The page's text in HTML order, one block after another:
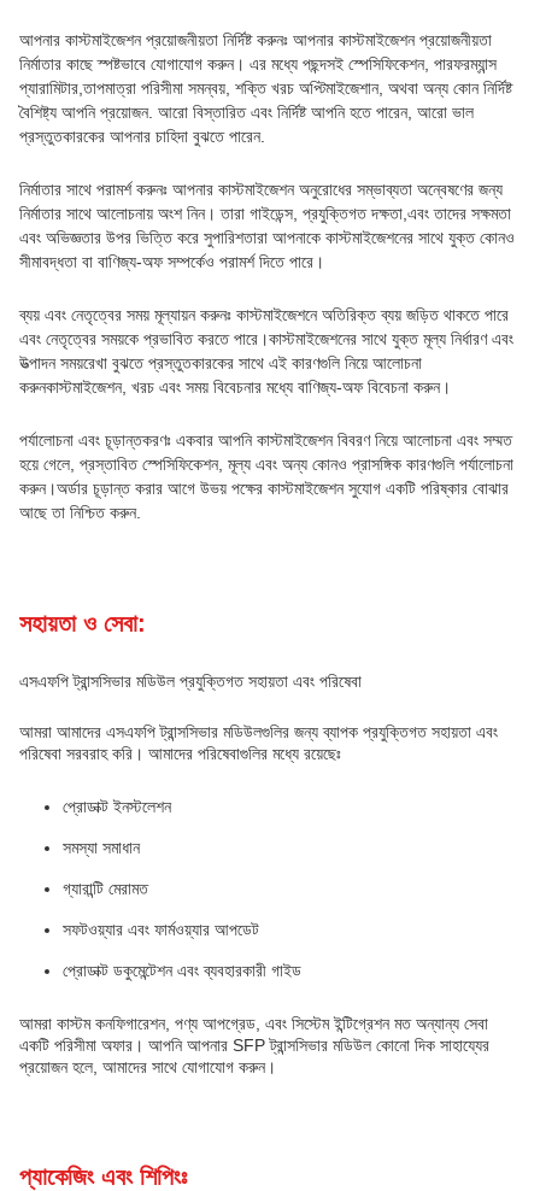
আপনার কাস্টমাইজেশন প্রয়োজনীয়তা নির্দিষ্ট করুনঃ আপনার কাস্টমাইজেশন প্রয়োজনীয়তা
নির্মাতার কাছে স্পষ্টভাবে যোগাযোগ করুন। এর মধ্যে পছন্দসই স্পেসিফিকেশন, পারফরম্যান্স
প্যারামিটার,তাপমাত্রা পরিসীমা সমন্বয়, শক্তি খরচ অপ্টিমাইজেশান, অথবা অন্য কোন নির্দিষ্ট
বৈশিষ্ট্য আপনি প্রয়োজন. আরো বিস্তারিত এবং নির্দিষ্ট আপনি হতে পারেন, আরো ভাল
প্রস্তুতকারকের আপনার চাহিদা বুঝতে পারেন.
নির্মাতার সাথে পরামর্শ করুনঃ আপনার কাস্টমাইজেশন অনুরোধের সম্ভাব্যতা অন্বেষণের জন্য
নির্মাতার সাথে আলোচনায় অংশ নিন। তারা গাইডেন্স, প্রযুক্তিগত দক্ষতা,এবং তাদের সক্ষমতা
এবং অভিজ্ঞতার উপর ভিত্তি করে সুপারিশতারা আপনাকে কাস্টমাইজেশনের সাথে যুক্ত কোনও
সীমাবদ্ধতা বা বাণিজ্য-অফ সম্পর্কেও পরামর্শ দিতে পারে।
ব্যয় এবং নেতৃত্বের সময় মূল্যায়ন করুনঃ কাস্টমাইজেশনে অতিরিক্ত ব্যয় জড়িত থাকতে পারে
এবং নেতৃত্বের সময়কে প্রভাবিত করতে পারে।কাস্টমাইজেশনের সাথে যুক্ত মূল্য নির্ধারণ এবং
উত্পাদন সময়রেখা বুঝতে প্রস্তুতকারকের সাথে এই কারণগুলি নিয়ে আলোচনা
করুনকাস্টমাইজেশন, খরচ এবং সময় বিবেচনার মধ্যে বাণিজ্য-অফ বিবেচনা করুন।
পর্যালোচনা এবং চূড়ান্তকরণঃ একবার আপনি কাস্টমাইজেশন বিবরণ নিয়ে আলোচনা এবং সম্মত
হয়ে গেলে, প্রস্তাবিত স্পেসিফিকেশন, মূল্য এবং অন্য কোনও প্রাসঙ্গিক কারণগুলি পর্যালোচনা
করুন।অর্ডার চূড়ান্ত করার আগে উভয় পক্ষের কাস্টমাইজেশন সুযোগ একটি পরিষ্কার বোঝার
আছে তা নিশ্চিত করুন.
সহায়তা ও সেবা:
এসএফপি ট্রান্সসিভার মডিউল প্রযুক্তিগত সহায়তা এবং পরিষেবা
আমরা আমাদের এসএফপি ট্রান্সসিভার মডিউলগুলির জন্য ব্যাপক প্রযুক্তিগত সহায়তা এবং
পরিষেবা সরবরাহ করি। আমাদের পরিষেবাগুলির মধ্যে রয়েছেঃ
প্রোডাক্ট ইনস্টলেশন
সমস্যা সমাধান
গ্যারান্টি মেরামত
সফটওয়্যার এবং ফার্মওয়্যার আপডেট
প্রোডাক্ট ডকুমেন্টেশন এবং ব্যবহারকারী গাইড
আমরা কাস্টম কনফিগারেশন, পণ্য আপগ্রেড, এবং সিস্টেম ইন্টিগ্রেশন মত অন্যান্য সেবা
একটি পরিসীমা অফার। আপনি আপনার SFP ট্রান্সসিভার মডিউল কোনো দিক সাহায্যের
প্রয়োজন হলে, আমাদের সাথে যোগাযোগ করুন।
প্যাকেজিং এবং শিপিংঃ